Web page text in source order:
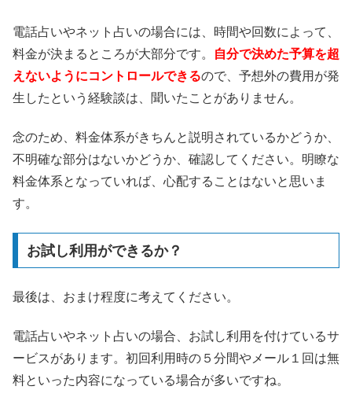
電話占いやネット占いの場合には、時間や回数によって、
料金が決まるところが大部分です。
自分で決めた予算を超
えないようにコントロールできるので、予想外の費用が発
生したという経験談は、聞いたことがありません。
念のため、料金体系がきちんと説明されているかどうか、
不明確な部分はないかどうか、確認してください。明瞭な
料金体系となっていれば、心配することはないと思いま
す。
お試し利用ができるか？
最後は、おまけ程度に考えてください。
電話占いやネット占いの場合、お試し利用を付けているサ
ービスがあります。初回利用時の５分間やメール１回は無
料といった内容になっている場合が多いですね。